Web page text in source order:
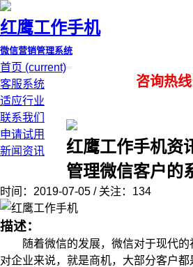
红鹰工作手机
微信营销管理系统
首页 (current)
客服系统
适应行业
联系我们
申请试用
新闻资讯
咨询热
红鹰工作手机资
管理微信客户的
时间：2019-07-05 / 关注：134
描述：
随着微信的发展，微信对于现代的
对企业来说，就是商机，大部分客户